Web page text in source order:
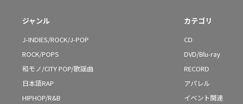
ジャンル
J-INDIES/ROCK/J-POP
ROCK/POPS
和モノ/CITY POP/歌謡曲
日本語RAP
HIPHOP/R&B
カテゴリ
CD
DVD/Blu-ray
RECORD
アパレル
イベント関連